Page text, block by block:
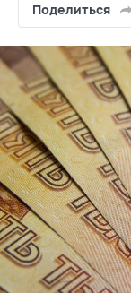
Поделиться